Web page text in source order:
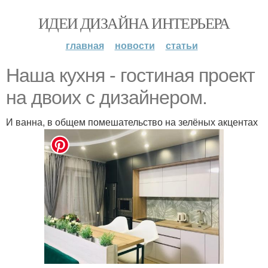
ИДЕИ ДИЗАЙНА ИНТЕРЬЕРА
главная новости статьи
Наша кухня - гостиная проект
на двоих с дизайнером.
И ванна, в общем помешательство на зелёных акцентах